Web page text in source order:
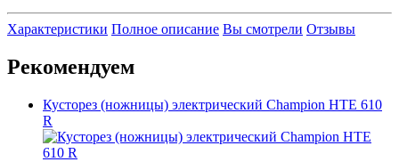
Характеристики Полное описание Вы смотрели Отзывы
Рекомендуем
Кусторез (ножницы) электрический Champion HTE 610
R